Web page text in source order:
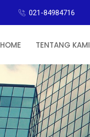
021-84984716
HOME TENTANG KAMI